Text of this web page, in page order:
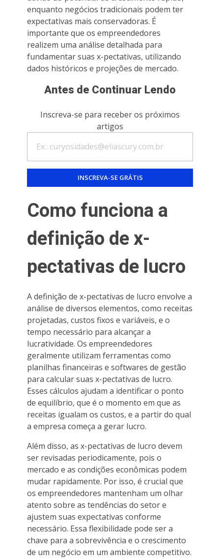
enquanto negócios tradicionais podem ter
expectativas mais conservadoras. É
importante que os empreendedores
realizem uma análise detalhada para
fundamentar suas x-pectativas, utilizando
dados históricos e projeções de mercado.
Antes de Continuar Lendo
Inscreva-se para receber os próximos
artigos
Como funciona a
definição de x-
pectativas de lucro
A definição de x-pectativas de lucro envolve a
análise de diversos elementos, como receitas
projetadas, custos fixos e variáveis, e o
tempo necessário para alcançar a
lucratividade. Os empreendedores
geralmente utilizam ferramentas como
planilhas financeiras e softwares de gestão
para calcular suas x-pectativas de lucro.
Esses cálculos ajudam a identificar o ponto
de equilíbrio, que é o momento em que as
receitas igualam os custos, e a partir do qual
a empresa começa a gerar lucro.
Além disso, as x-pectativas de lucro devem
ser revisadas periodicamente, pois o
mercado e as condições econômicas podem
mudar rapidamente. Por isso, é crucial que
os empreendedores mantenham um olhar
atento sobre as tendências do setor e
ajustem suas expectativas conforme
necessário. Essa flexibilidade pode ser a
chave para a sobrevivência e o crescimento
de um negócio em um ambiente competitivo.